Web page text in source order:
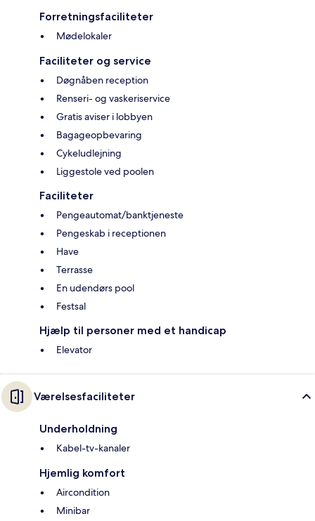
Forretningsfaciliteter
Mødelokaler
Faciliteter og service
Døgnåben reception
Renseri- og vaskeriservice
Gratis aviser i lobbyen
Bagageopbevaring
Cykeludlejning
Liggestole ved poolen
Faciliteter
Pengeautomat/banktjeneste
Pengeskab i receptionen
Have
Terrasse
En udendørs pool
Festsal
Hjælp til personer med et handicap
Elevator
Værelsesfaciliteter
Underholdning
Kabel-tv-kanaler
Hjemlig komfort
Aircondition
Minibar